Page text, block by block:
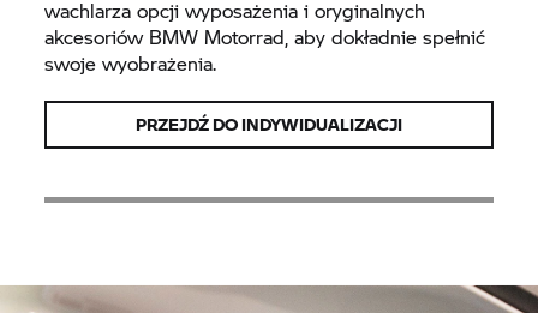
wachlarza opcji wyposażenia i oryginalnych
akcesoriów BMW Motorrad, aby dokładnie spełnić
swoje wyobrażenia.
PRZEJDŹ DO INDYWIDUALIZACJI